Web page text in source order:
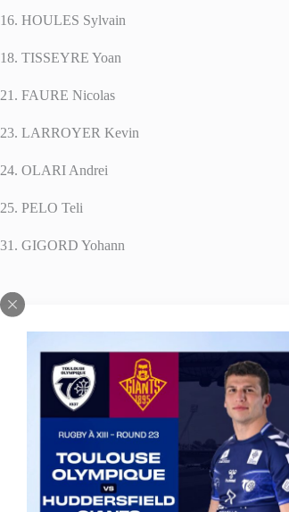
16. HOULES Sylvain
18. TISSEYRE Yoan
21. FAURE Nicolas
23. LARROYER Kevin
24. OLARI Andrei
25. PELO Teli
31. GIGORD Yohann
PRÉCÉDENT
Les Vendredis du TO